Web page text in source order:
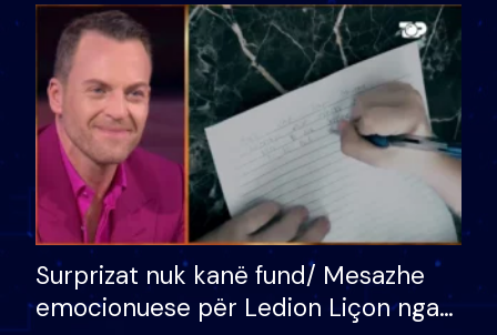
mungojë zilja e mëngjesit kur…
Surprizat nuk kanë fund/ Mesazhe
emocionuese për Ledion Liçon nga